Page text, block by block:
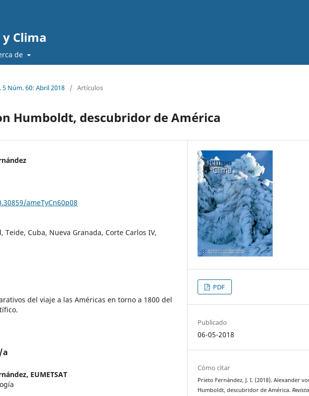
Clima
de
5 Núm. 60: Abril 2018 / Artículos
Humboldt, descubridor de América
ameTyCn60p08
Teide, Cuba, Nueva Granada, Corte Carlos IV,
del viaje a las Américas en torno a 1800 del
a
EUMETSAT
PDF
Publicado
06-05-2018
Cómo citar
Prieto Fernández, J. I. (2018). Alexander
Humboldt, descubridor de América.Revista